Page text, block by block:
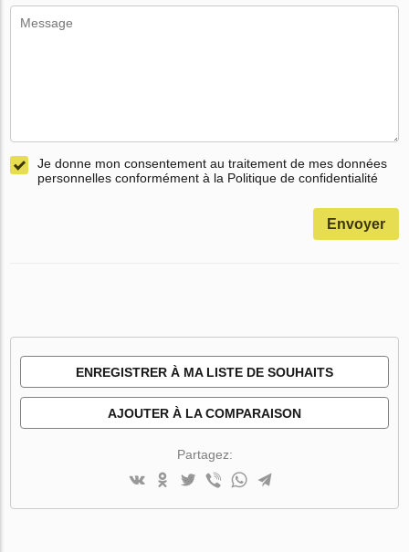
Je donne mon consentement au traitement de mes données
personnelles conformément à la Politique de confidentialité
Envoyer
ENREGISTRER À MA LISTE DE SOUHAITS
AJOUTER À LA COMPARAISON
Partagez: